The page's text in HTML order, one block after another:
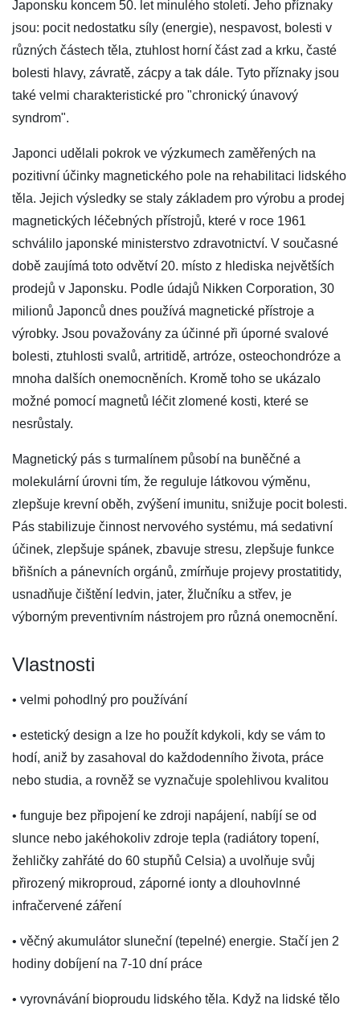
Japonsku koncem 50. let minulého století. Jeho příznaky
jsou: pocit nedostatku síly (energie), nespavost, bolesti v
různých částech těla, ztuhlost horní část zad a krku, časté
bolesti hlavy, závratě, zácpy a tak dále. Tyto příznaky jsou
také velmi charakteristické pro "chronický únavový
syndrom".
Japonci udělali pokrok ve výzkumech zaměřených na
pozitivní účinky magnetického pole na rehabilitaci lidského
těla. Jejich výsledky se staly základem pro výrobu a prodej
magnetických léčebných přístrojů, které v roce 1961
schválilo japonské ministerstvo zdravotnictví. V současné
době zaujímá toto odvětví 20. místo z hlediska největších
prodejů v Japonsku. Podle údajů Nikken Corporation, 30
milionů Japonců dnes používá magnetické přístroje a
výrobky. Jsou považovány za účinné při úporné svalové
bolesti, ztuhlosti svalů, artritidě, artróze, osteochondróze a
mnoha dalších onemocněních. Kromě toho se ukázalo
možné pomocí magnetů léčit zlomené kosti, které se
nesrůstaly.
Magnetický pás s turmalínem působí na buněčné a
molekulární úrovni tím, že reguluje látkovou výměnu,
zlepšuje krevní oběh, zvýšení imunitu, snižuje pocit bolesti.
Pás stabilizuje činnost nervového systému, má sedativní
účinek, zlepšuje spánek, zbavuje stresu, zlepšuje funkce
břišních a pánevních orgánů, zmírňuje projevy prostatitidy,
usnadňuje čištění ledvin, jater, žlučníku a střev, je
výborným preventivním nástrojem pro různá onemocnění.
Vlastnosti
• velmi pohodlný pro používání
• estetický design a lze ho použít kdykoli, kdy se vám to
hodí, aniž by zasahoval do každodenního života, práce
nebo studia, a rovněž se vyznačuje spolehlivou kvalitou
• funguje bez připojení ke zdroji napájení, nabíjí se od
slunce nebo jakéhokoliv zdroje tepla (radiátory topení,
žehličky zahřáté do 60 stupňů Celsia) a uvolňuje svůj
přirozený mikroproud, záporné ionty a dlouhovlnné
infračervené záření
• věčný akumulátor sluneční (tepelné) energie. Stačí jen 2
hodiny dobíjení na 7-10 dní práce
• vyrovnávání bioproudu lidského těla. Když na lidské tělo